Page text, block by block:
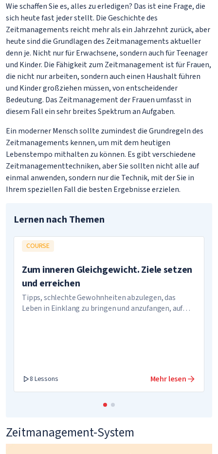
Wie schaffen Sie es, alles zu erledigen? Das ist eine Frage, die
sich heute fast jeder stellt. Die Geschichte des
Zeitmanagements reicht mehr als ein Jahrzehnt zurück, aber
heute sind die Grundlagen des Zeitmanagements aktueller
denn je. Nicht nur für Erwachsene, sondern auch für Teenager
und Kinder. Die Fähigkeit zum Zeitmanagement ist für Frauen,
die nicht nur arbeiten, sondern auch einen Haushalt führen
und Kinder großziehen müssen, von entscheidender
Bedeutung. Das Zeitmanagement der Frauen umfasst in
diesem Fall ein sehr breites Spektrum an Aufgaben.
Ein moderner Mensch sollte zumindest die Grundregeln des
Zeitmanagements kennen, um mit dem heutigen
Lebenstempo mithalten zu können. Es gibt verschiedene
Zeitmanagementtechniken, aber Sie sollten nicht alle auf
einmal anwenden, sondern nur die Technik, mit der Sie in
Ihrem speziellen Fall die besten Ergebnisse erzielen.
Lernen nach Themen
COURSE
Zum inneren Gleichgewicht. Ziele setzen
und erreichen
Tipps, schlechte Gewohnheiten abzulegen, das
Leben in Einklang zu bringen und anzufangen, auf
8 Lessons Mehr lesen
Zeitmanagement-System